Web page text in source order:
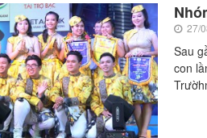
27/
Sau
con